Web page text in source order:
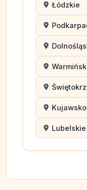
Łódzkie
Lubelskie